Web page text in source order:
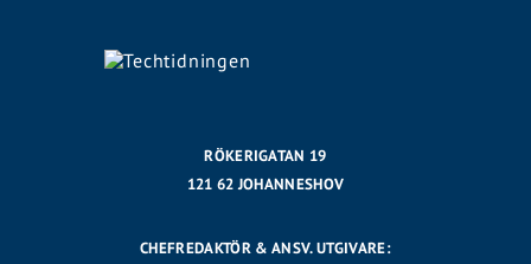
RÖKERIGATAN 19
121 62 JOHANNESHOV
CHEFREDAKTÖR & ANSV. UTGIVARE: